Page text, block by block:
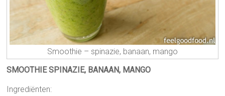
Smoothie – spinazie, banaan, mango
SMOOTHIE SPINAZIE, BANAAN, MANGO
Ingrediënten: